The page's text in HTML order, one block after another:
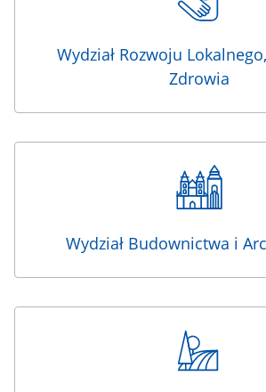
Wydział Rozwoju
Zdrowia
Wydział Budownictwa i